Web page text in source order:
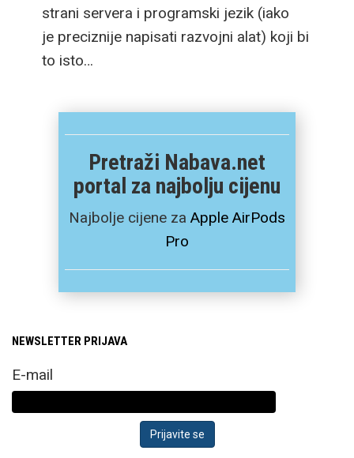
strani servera i programski jezik (iako
je preciznije napisati razvojni alat) koji bi
to isto…
Pretraži Nabava.net
portal za najbolju cijenu
Najbolje cijene za Apple AirPods
Pro
NEWSLETTER PRIJAVA
E-mail